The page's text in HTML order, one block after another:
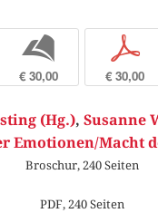
b
€ 30,00
p
€ 30,00
(Hg.), Susanne
Emotionen/Macht
Broschur, 240 Seiten
PDF, 240 Seiten